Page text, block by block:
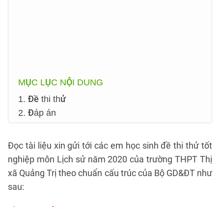
MỤC LỤC NỘI DUNG
1. Đề thi thử
2. Đáp án
Đọc tài liệu xin gửi tới các em học sinh đề thi thử tốt
nghiệp môn Lịch sử năm 2020 của trường THPT Thị
xã Quảng Trị theo chuẩn cấu trúc của Bộ GD&ĐT như
sau: